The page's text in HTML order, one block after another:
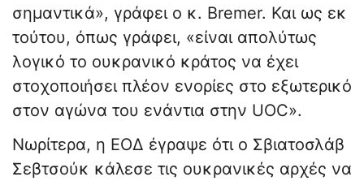
σημαντικά», γράφει ο κ. Bremer. Και ως εκ
τούτου, όπως γράφει, «είναι απολύτως
λογικό το ουκρανικό κράτος να έχει
στοχοποιήσει πλέον ενορίες στο εξωτερικό
στον αγώνα του ενάντια στην UOC».
Νωρίτερα, η ΕΟΔ έγραψε ότι ο Σβιατοσλάβ
Σεβτσούκ κάλεσε τις ουκρανικές αρχές να